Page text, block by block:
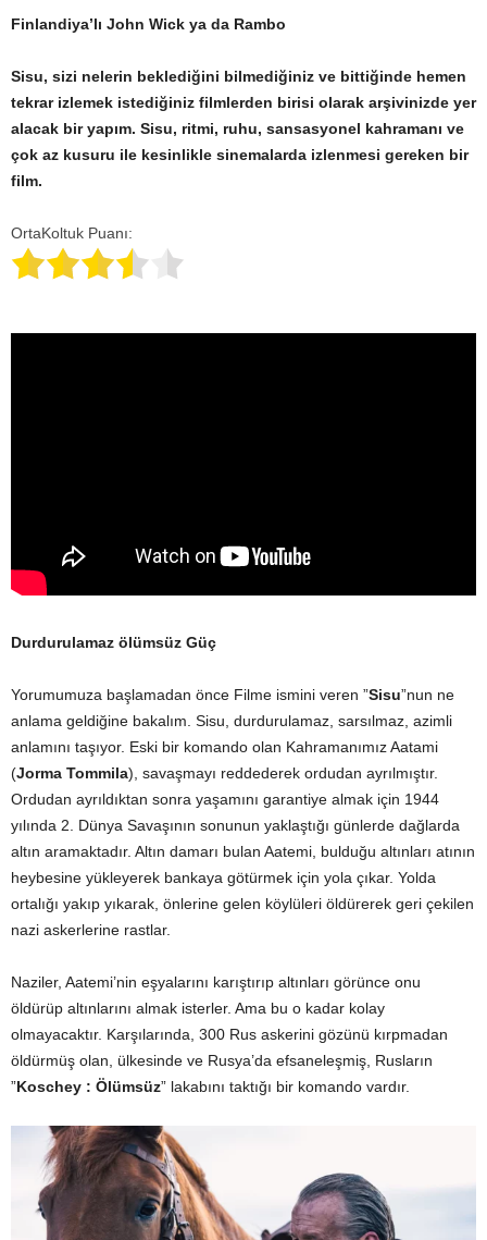
Finlandiya’lı John Wick ya da Rambo
Sisu, sizi nelerin beklediğini bilmediğiniz ve bittiğinde hemen
tekrar izlemek istediğiniz filmlerden birisi olarak arşivinizde yer
alacak bir yapım. Sisu, ritmi, ruhu, sansasyonel kahramanı ve
çok az kusuru ile kesinlikle sinemalarda izlenmesi gereken bir
film.
OrtaKoltuk Puanı:
Durdurulamaz ölümsüz Güç
Yorumumuza başlamadan önce Filme ismini veren ”Sisu”nun ne
anlama geldiğine bakalım. Sisu, durdurulamaz, sarsılmaz, azimli
anlamını taşıyor. Eski bir komando olan Kahramanımız Aatami
(Jorma Tommila), savaşmayı reddederek ordudan ayrılmıştır.
Ordudan ayrıldıktan sonra yaşamını garantiye almak için 1944
yılında 2. Dünya Savaşının sonunun yaklaştığı günlerde dağlarda
altın aramaktadır. Altın damarı bulan Aatemi, bulduğu altınları atının
heybesine yükleyerek bankaya götürmek için yola çıkar. Yolda
ortalığı yakıp yıkarak, önlerine gelen köylüleri öldürerek geri çekilen
nazi askerlerine rastlar.
Naziler, Aatemi’nin eşyalarını karıştırıp altınları görünce onu
öldürüp altınlarını almak isterler. Ama bu o kadar kolay
olmayacaktır. Karşılarında, 300 Rus askerini gözünü kırpmadan
öldürmüş olan, ülkesinde ve Rusya’da efsaneleşmiş, Rusların
”Koschey : Ölümsüz” lakabını taktığı bir komando vardır.